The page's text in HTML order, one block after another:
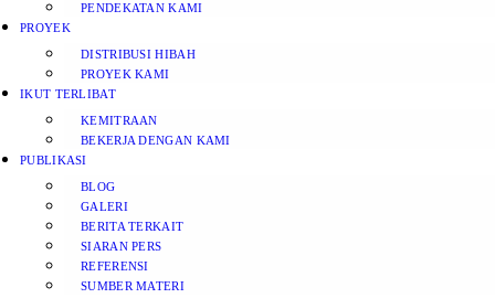
PENDEKATAN KAMI
PROYEK
DISTRIBUSI HIBAH
PROYEK KAMI
IKUT TERLIBAT
KEMITRAAN
BEKERJA DENGAN KAMI
PUBLIKASI
BLOG
GALERI
BERITA TERKAIT
SIARAN PERS
REFERENSI
SUMBER MATERI